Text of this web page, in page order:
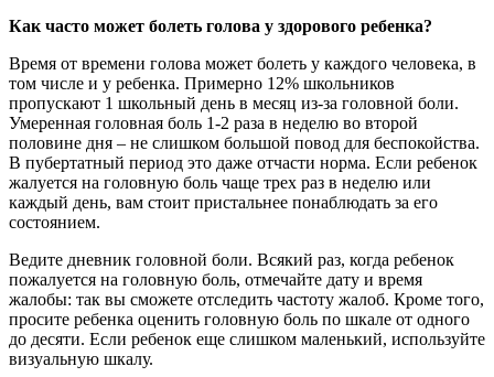
Как часто может болеть голова у здорового ребенка?
Время от времени голова может болеть у каждого человека, в
том числе и у ребенка. Примерно 12% школьников
пропускают 1 школьный день в месяц из-за головной боли.
Умеренная головная боль 1-2 раза в неделю во второй
половине дня – не слишком большой повод для беспокойства.
В пубертатный период это даже отчасти норма. Если ребенок
жалуется на головную боль чаще трех раз в неделю или
каждый день, вам стоит пристальнее понаблюдать за его
состоянием.
Ведите дневник головной боли. Всякий раз, когда ребенок
пожалуется на головную боль, отмечайте дату и время
жалобы: так вы сможете отследить частоту жалоб. Кроме того,
просите ребенка оценить головную боль по шкале от одного
до десяти. Если ребенок еще слишком маленький, используйте
визуальную шкалу.